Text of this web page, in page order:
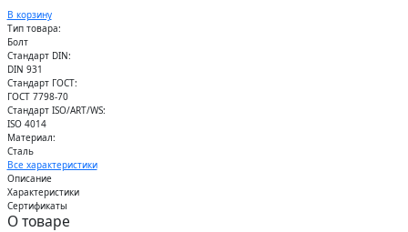
В корзину
Тип товара:
Болт
Стандарт DIN:
DIN 931
Стандарт ГОСТ:
ГОСТ 7798-70
Стандарт ISO/ART/WS:
ISO 4014
Материал:
Сталь
Все характеристики
Описание
Характеристики
Сертификаты
О товаре